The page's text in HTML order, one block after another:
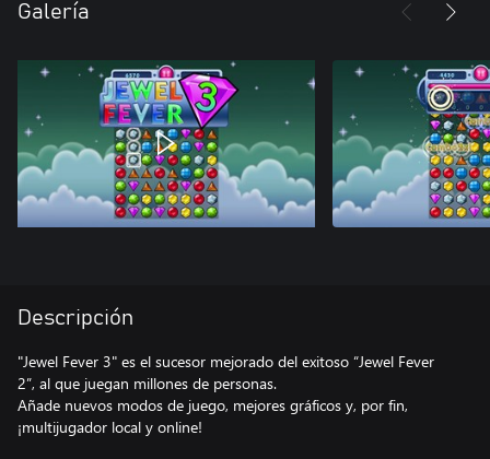
Galería
Descripción
"Jewel Fever 3" es el sucesor mejorado del exitoso “Jewel Fever
2”, al que juegan millones de personas.
Añade nuevos modos de juego, mejores gráficos y, por fin,
¡multijugador local y online!